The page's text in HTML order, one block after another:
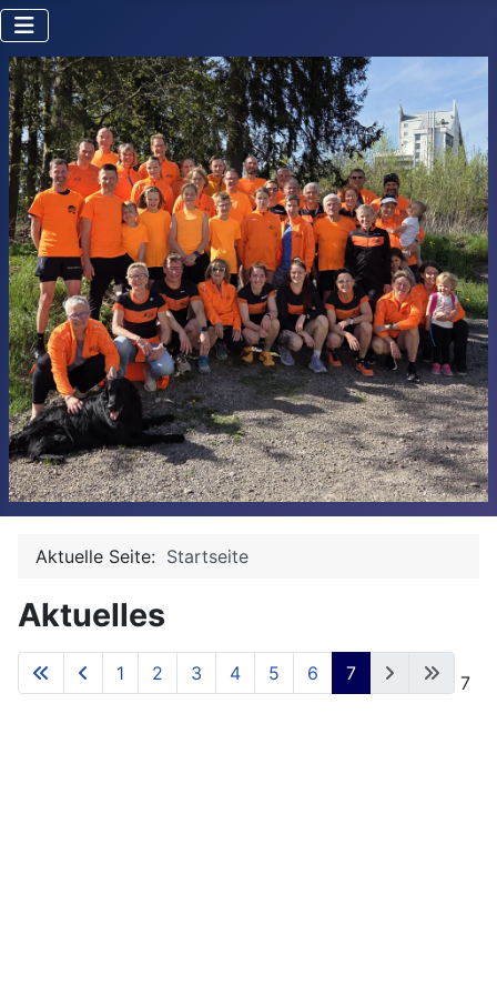
Aktuelle Seite: Startseite
Aktuelles
Seite 7 von 7
1 2 3 4 5 6 7